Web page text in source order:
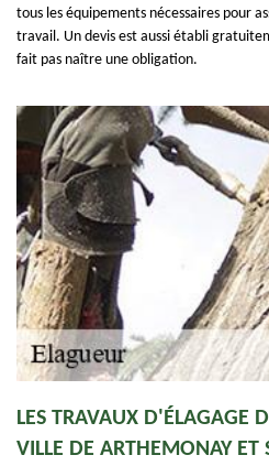
tous les équipements nécessaires pour
travail. Un devis est aussi établi
fait pas naître une obligation.
LES TRAVAUX D'ÉLAGAGE
VILLE DE ARTHEMONAY ET